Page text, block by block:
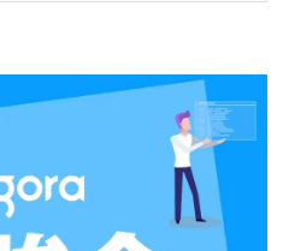
ターとレイテンシーの違いをわかり
の許容値の目安、実務で使える測定
でを体系的に解説します。Web会
Engagement）の品質改善にそのま